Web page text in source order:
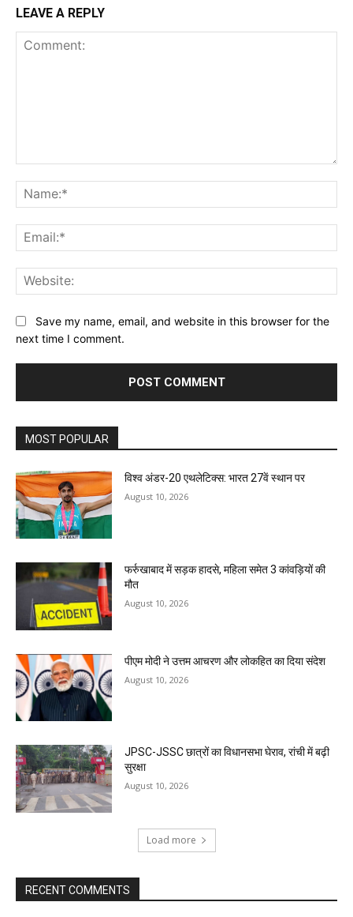
LEAVE A REPLY
Save my name, email, and website in this browser for the
next time I comment.
MOST POPULAR
विश्व अंडर-20 एथलेटिक्स: भारत 27वें स्थान पर
August 10, 2026
फर्रुखाबाद में सड़क हादसे, महिला समेत 3 कांवड़ियों की
मौत
August 10, 2026
पीएम मोदी ने उत्तम आचरण और लोकहित का दिया संदेश
August 10, 2026
JPSC-JSSC छात्रों का विधानसभा घेराव, रांची में बढ़ी
सुरक्षा
August 10, 2026
Load more
RECENT COMMENTS